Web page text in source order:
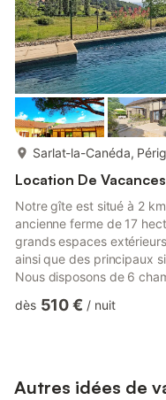
Sarlat-la-Canéda,
Location De
Notre gîte est situé à 2
ancienne ferme de 17
grands espaces
ainsi que des principaux
Nous disposons de 6
chaque chambre ayant
dès 510 € / nuit
Autres idées de